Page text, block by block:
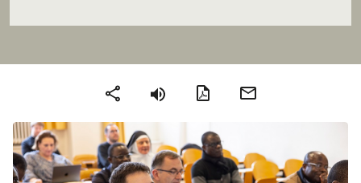
Partager Version PDF